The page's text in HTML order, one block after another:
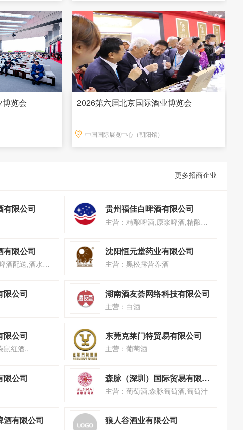
览会 2026第六届北京国际酒业博览会
中国国际展览中心（朝阳馆）
更多招商企业
有限公司 贵州福佳白啤酒有限公司
主营：精酿啤酒,原浆啤酒,精酿啤酒王
有限公司
主营：啤酒代理,啤酒配送,酒水服务
沈阳恒元堂药业有限公司
主营：黑松露营养酒
限公司 湖南酒友荟网络科技有限公司
主营：白酒
限公司
鼠红酒,,
东莞克莱门特贸易有限公司
主营：葡萄酒
限公司 森脉（深圳）国际贸易有限公司
主营：葡萄酒,森脉葡萄酒,葡萄汁
酒有限公司 狼人谷酒业有限公司